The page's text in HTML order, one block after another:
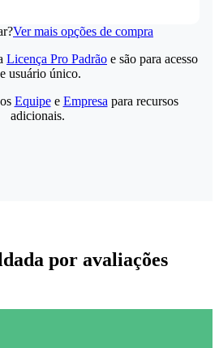
Ver mais opções de compra
Licença Pro Padrão e são para acesso
usuário único.
Equipee Empresa para recursos
adicionais.
por avaliações